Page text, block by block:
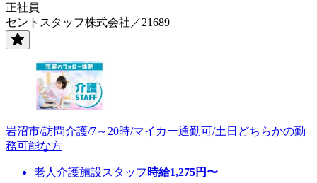
正社員
セントスタッフ株式会社／21689
岩沼市/訪問介護/7～20時/マイカー通勤可/土日どちらかの勤
務可能な方
老人介護施設スタッフ 時給1,275円〜